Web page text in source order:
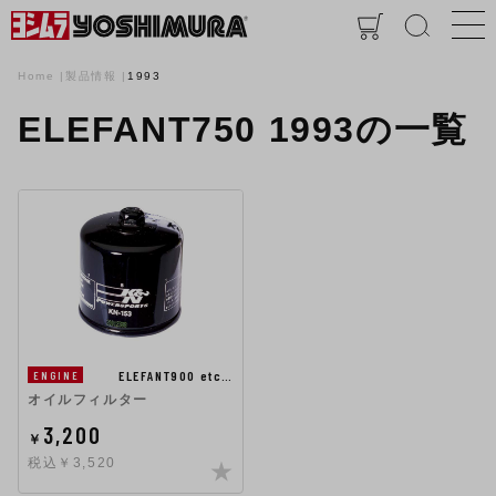
Home 製品情報 1993
ELEFANT750 1993の一覧
ENGINE
ELEFANT900 etc…
オイルフィルター
￥ 3,200
税込￥3,520